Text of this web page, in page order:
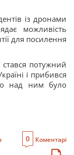
із дронами
можливість
для посилення
потужний
і прибився
над ним було
0 Коментарі